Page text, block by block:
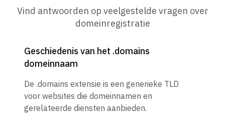
Vind antwoorden op veelgestelde vragen over
domeinregistratie
Geschiedenis van het .domains
domeinnaam
De .domains extensie is een generieke TLD
voor websites die domeinnamen en
gerelateerde diensten aanbieden.